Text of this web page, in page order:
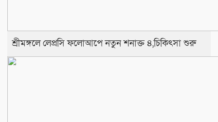
শ্রীমঙ্গলে লেপ্রসি ফলোআপে নতুন শনাক্ত ৪,চিকিৎসা শুরু